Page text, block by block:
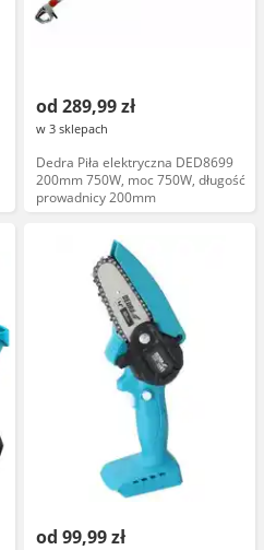
od 289,99 zł
w 3 sklepach
Dedra Piła elektryczna DED8699
200mm 750W, moc 750W, długość
prowadnicy 200mm
od 99,99 zł